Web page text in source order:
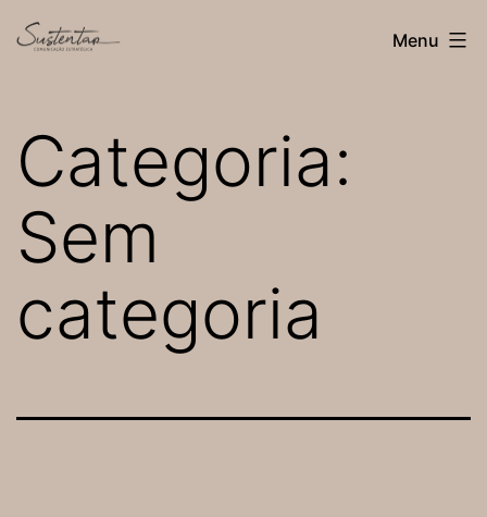
Pular
para
conteúdo
Menu
Categoria:
Sem
categoria